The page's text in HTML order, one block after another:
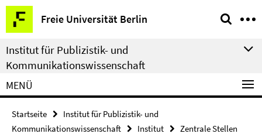
Springe
direkt
zu
Inhalt
Freie Universität Berlin
Service-
Navigation
Institut für Publizistik- und
Kommunikationswissenschaft
MENÜ
Startseite
Institut für Publizistik- und
Kommunikationswissenschaft
Institut
Zentrale Stellen